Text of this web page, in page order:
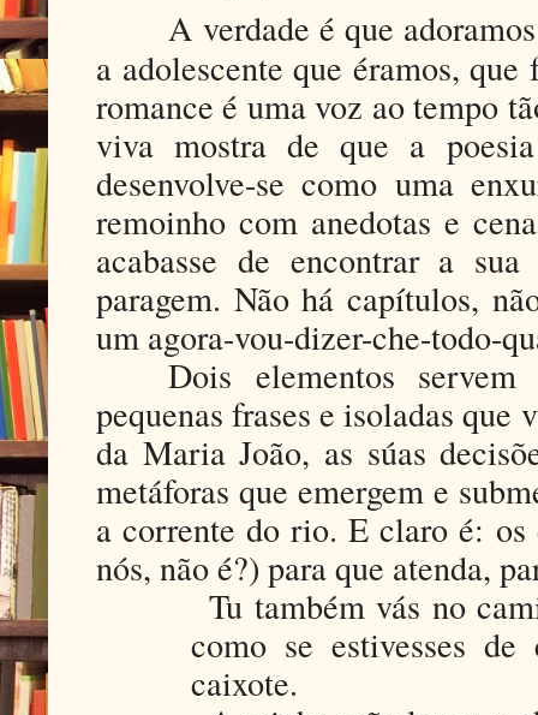
A verdade é que
a adolescente que éramos,
romance é uma voz ao tempo
viva mostra de que a
desenvolve-se como uma
remoinho com anedotas e
acabasse de encontrar a
paragem. Não há capítulos,
um agora-vou-dizer-che-todo-
Dois elementos
pequenas frases e isoladas que
da Maria João, as súas
metáforas que emergem e
a corrente do rio. E claro é: os
nós, não é?) para que atenda,
Tu também vás no
como se estivesses
caixote.